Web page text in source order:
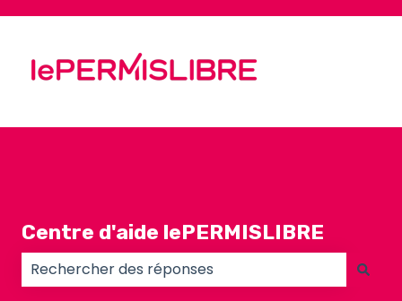
Centre d'aide lePERMISLIBRE